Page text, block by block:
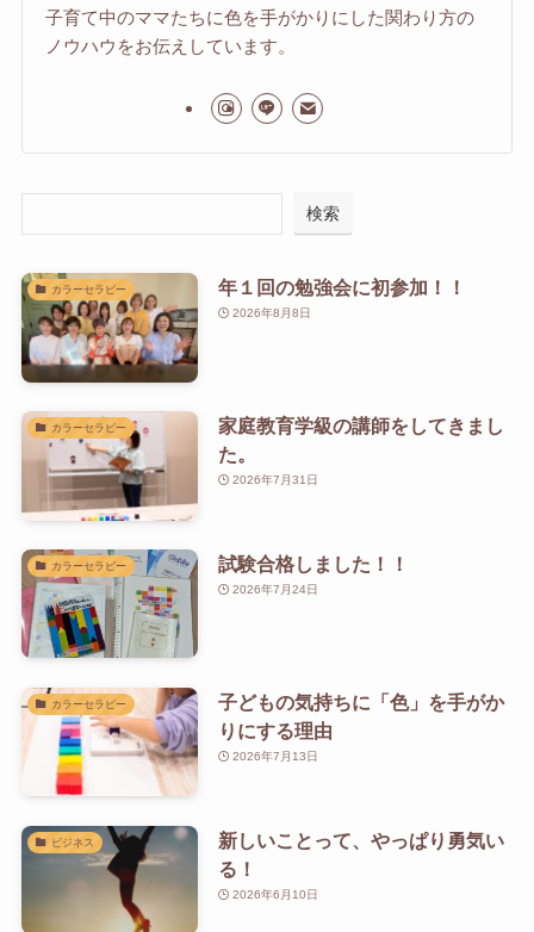
子育て中のママたちに色を手がかりにした関わり方の
ノウハウをお伝えしています。
検索
カラーセラピー 年１回の勉強会に初参加！！
2026年8月8日
カラーセラピー
家庭教育学級の講師をしてきまし
た。
2026年7月31日
カラーセラピー 試験合格しました！！
2026年7月24日
カラーセラピー
子どもの気持ちに「色」を手がか
りにする理由
2026年7月13日
ビジネス
新しいことって、やっぱり勇気い
る！
2026年6月10日